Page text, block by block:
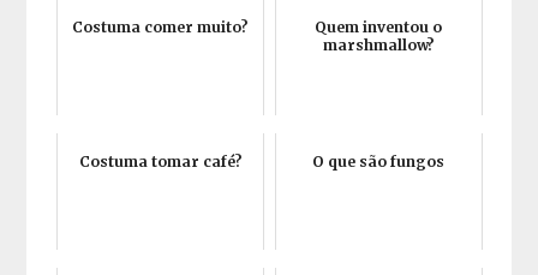
Costuma comer muito?
Quem inventou o
marshmallow?
Costuma tomar café? O que são fungos